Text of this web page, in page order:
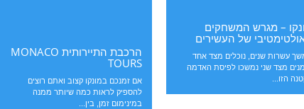
– מגרש המשחקים
של העשירים
עשרות שנים, נוכלים מצד אחד
מצד שני נמשכו לפיסת האדמה
הזו...
הרכבת התיירותית MONACO
TOURS
אם זמנכם במונקו קצוב ואתם רוצים
להספיק לראות כמה שיותר ממנה
במינימום זמן, בין...